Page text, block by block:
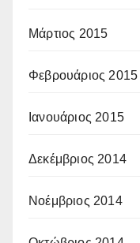
Μάρτιος 2015
Φεβρουάριος 2015
Ιανουάριος 2015
Δεκέμβριος 2014
Νοέμβριος 2014